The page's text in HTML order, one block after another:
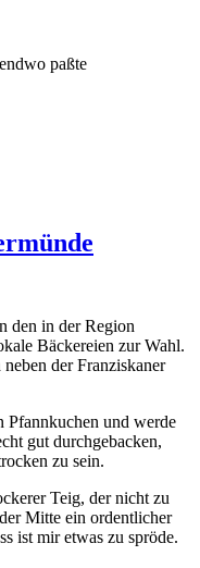
paßte
den in der Region
Bäckereien zur Wahl.
der Franziskaner
Pfannkuchen und werde
gut durchgebacken,
zu sein.
Teig, der nicht zu
Mitte ein ordentlicher
ist mir etwas zu spröde.